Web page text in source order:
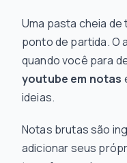
Uma pasta cheia
ponto de partida. O
quando você para
youtube em notas
ideias.
Notas brutas são
adicionar seus